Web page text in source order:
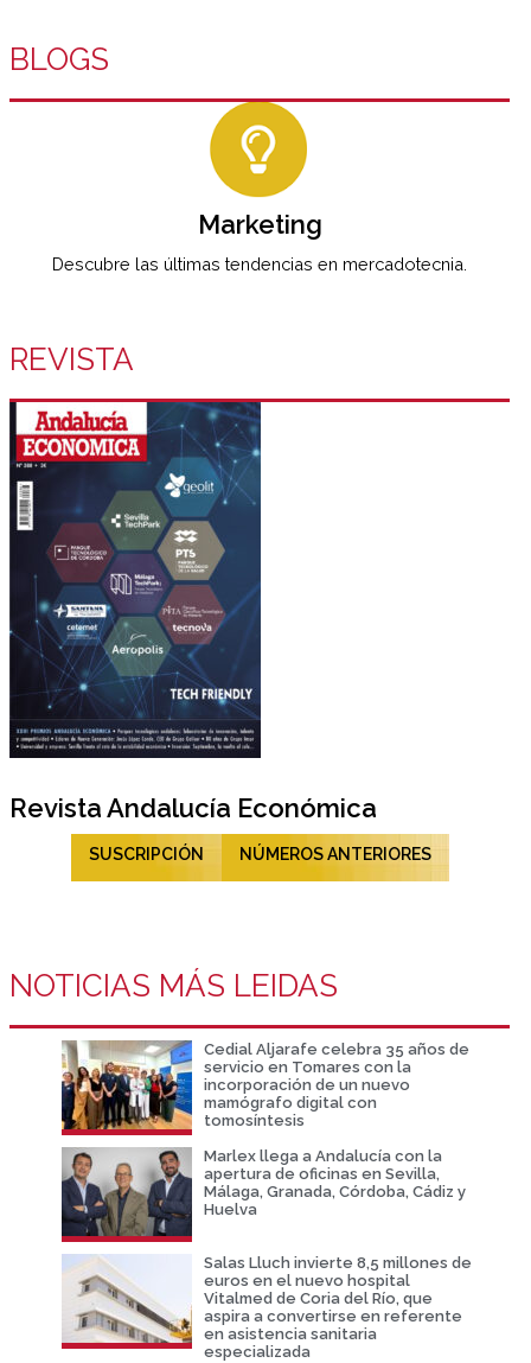
BLOGS
Marketing
Descubre las últimas tendencias en mercadotecnia.
REVISTA
Revista Andalucía Económica
SUSCRIPCIÓN NÚMEROS ANTERIORES
NOTICIAS MÁS LEIDAS
Cedial Aljarafe celebra 35 años de
servicio en Tomares con la
incorporación de un nuevo
mamógrafo digital con
tomosíntesis
Marlex llega a Andalucía con la
apertura de oficinas en Sevilla,
Málaga, Granada, Córdoba, Cádiz y
Huelva
Salas Lluch invierte 8,5 millones de
euros en el nuevo hospital
Vitalmed de Coria del Río, que
aspira a convertirse en referente
en asistencia sanitaria
especializada